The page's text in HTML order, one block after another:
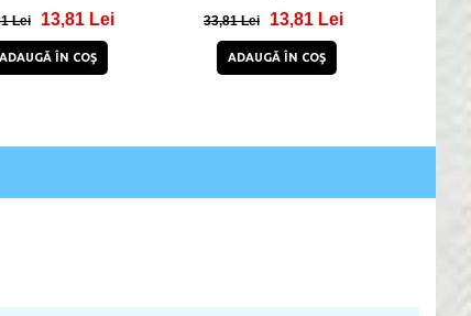
33,81 Lei 13,81 Lei
ADAUGĂ ÎN COŞ
33,81 Lei 13,81 Lei
ADAUGĂ ÎN COŞ